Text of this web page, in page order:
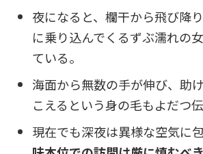
夜になると、欄干から飛び降
に乗り込んでくるずぶ濡れの
ている。
海面から無数の手が伸び、助
こえるという身の毛もよだつ
現在でも深夜は異様な空気に包